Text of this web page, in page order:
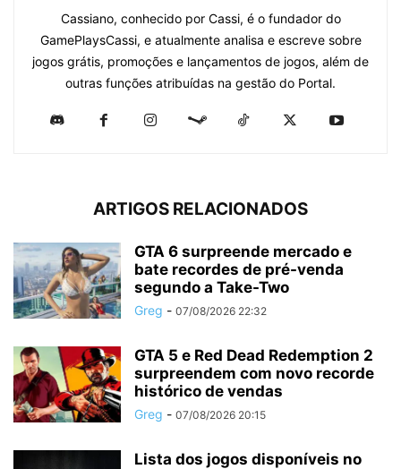
Cassiano, conhecido por Cassi, é o fundador do
GamePlaysCassi, e atualmente analisa e escreve sobre
jogos grátis, promoções e lançamentos de jogos, além de
outras funções atribuídas na gestão do Portal.
ARTIGOS RELACIONADOS
GTA 6 surpreende mercado e
bate recordes de pré-venda
segundo a Take-Two
Greg - 07/08/2026 22:32
GTA 5 e Red Dead Redemption 2
surpreendem com novo recorde
histórico de vendas
Greg - 07/08/2026 20:15
Lista dos jogos disponíveis no